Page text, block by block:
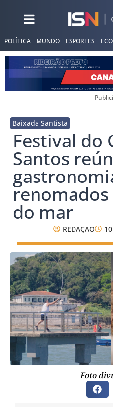
POLÍTICA MUNDO ESPORTES
Baixada Santista
Festival do
Santos
do mar
REDAÇÃO
Foto